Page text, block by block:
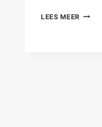
LEES MEER